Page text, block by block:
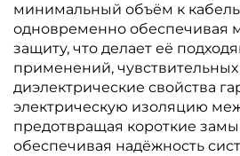
минимальный объём к
одновременно обеспечивая
защиту, что делает её
применений,
диэлектрические свойства
электрическую изоляцию
предотвращая короткие
обеспечивая надёжность